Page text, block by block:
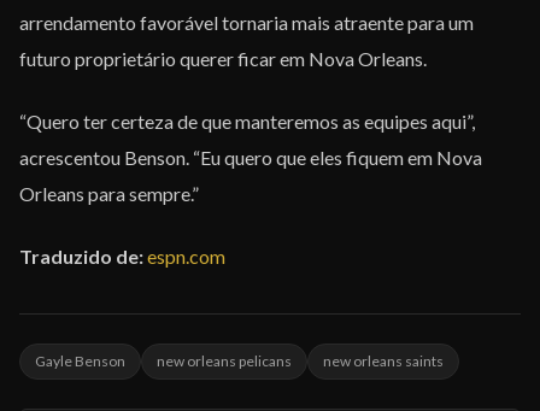
arrendamento favorável tornaria mais atraente para um
futuro proprietário querer ficar em Nova Orleans.
“Quero ter certeza de que manteremos as equipes aqui”,
acrescentou Benson. “Eu quero que eles fiquem em Nova
Orleans para sempre.”
Traduzido de:espn.com
Gayle Benson new orleans pelicans new orleans saints